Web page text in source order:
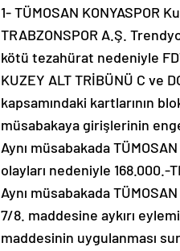
1- TÜMOSAN KONYASPOR
TRABZONSPOR A.Ş.
kötü tezahürat nedeniyle
KUZEY ALT TRİBÜNÜ C ve
kapsamındaki kartlarının
müsabakaya girişlerinin
Aynı müsabakada
olayları nedeniyle 168.000.-
Aynı müsabakada
7/8. maddesine aykırı
maddesinin uygulanması